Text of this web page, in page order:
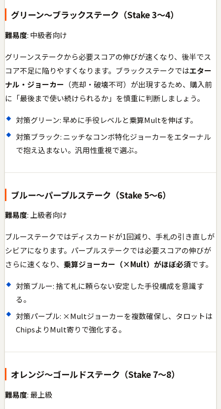
グリーン〜ブラックステーク（Stake 3〜4）
難易度: 中級者向け
グリーンステークから必要スコアの伸びが速くなり、後半でス
コア不足に陥りやすくなります。ブラックステークではエター
ナル・ジョーカー （売却・破壊不可）が出現するため、購入前
に「最後まで使い続けられるか」を慎重に判断しましょう。
対策グリーン: 早めに手役レベルと乗算Multを伸ばす。
対策ブラック: ニッチなコンボ特化ジョーカーをエターナル
で抱え込まない。汎用性重視で選ぶ。
ブルー〜パープルステーク（Stake 5〜6）
難易度: 上級者向け
ブルーステークではディスカードが1回減り、手札の引き直しが
シビアになります。パープルステークでは必要スコアの伸びが
さらに速くなり、 乗算ジョーカー（×Mult）がほぼ必須です。
対策ブルー: 捨て札に頼らない安定した手役構成を意識す
る。
対策パープル: ×Multジョーカーを複数確保し、タロットは
ChipsよりMult寄りで強化する。
オレンジ〜ゴールドステーク（Stake 7〜8）
難易度: 最上級